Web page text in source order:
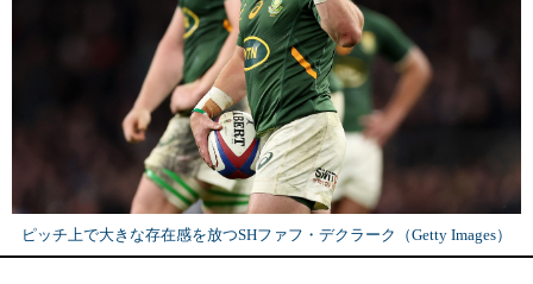
ピッチ上で大きな存在感を放つSHファフ・デクラーク（Getty Images）